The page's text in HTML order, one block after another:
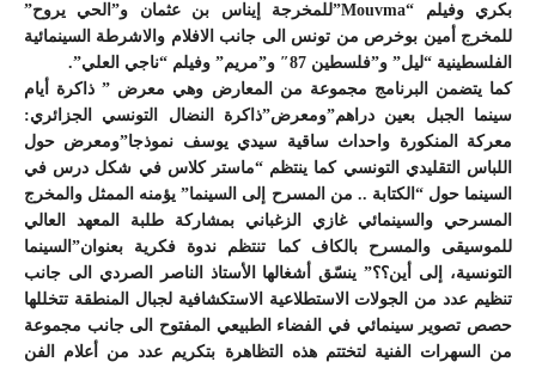
بكري وفيلم “Mouvma”للمخرجة إيناس بن عثمان و”الحي يروح”
للمخرج أمين بوخرص من تونس الى جانب الافلام والاشرطة السينمائية
الفلسطينية “ليل” و”فلسطين 87″ و”مريم” وفيلم “ناجي العلي”.
كما يتضمن البرنامج مجموعة من المعارض وهي معرض ” ذاكرة أيام
سينما الجبل بعين دراهم”ومعرض”ذاكرة النضال التونسي الجزائري:
معركة المنكورة واحداث ساقية سيدي يوسف نموذجا”ومعرض حول
اللباس التقليدي التونسي كما ينتظم “ماستر كلاس في شكل درس في
السينما حول “الكتابة .. من المسرح إلى السينما” يؤمنه الممثل والمخرج
المسرحي والسينمائي غازي الزغباني بمشاركة طلبة المعهد العالي
للموسيقى والمسرح بالكاف كما تنتظم ندوة فكرية بعنوان”السينما
التونسية، إلى أين؟؟” ينسّق أشغالها الأستاذ الناصر الصردي الى جانب
تنظيم عدد من الجولات الاستطلاعية الاستكشافية لجبال المنطقة تتخللها
حصص تصوير سينمائي في الفضاء الطبيعي المفتوح الى جانب مجموعة
من السهرات الفنية لتختتم هذه التظاهرة بتكريم عدد من أعلام الفن